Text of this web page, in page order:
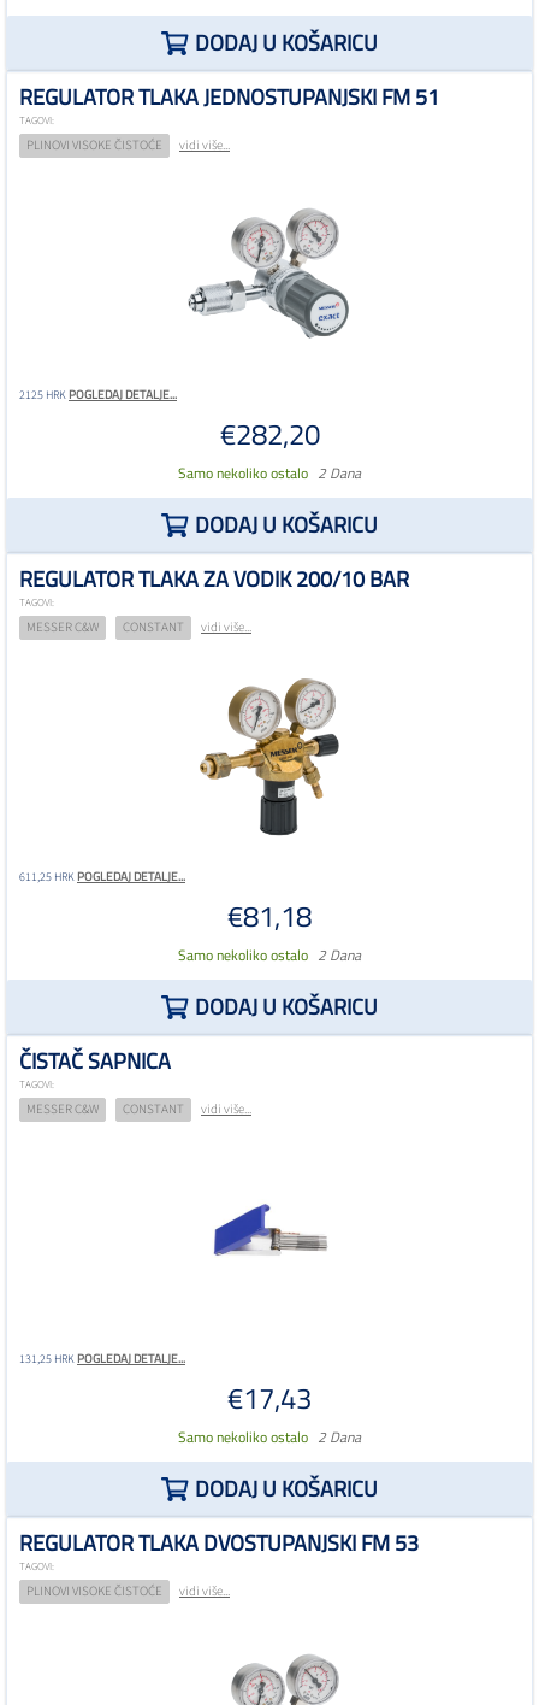
DODAJ U KOŠARICU
REGULATOR TLAKA JEDNOSTUPANJSKI FM 51
TAGOVI:
PLINOVI VISOKE ČISTOĆE vidi više...
2125 HRKPOGLEDAJ DETALJE...
€282,20
Samo nekoliko ostalo 2 Dana
DODAJ U KOŠARICU
REGULATOR TLAKA ZA VODIK 200/10 BAR
TAGOVI:
MESSER C&W CONSTANT vidi više...
611,25 HRKPOGLEDAJ DETALJE...
€81,18
Samo nekoliko ostalo 2 Dana
DODAJ U KOŠARICU
ČISTAČ SAPNICA
TAGOVI:
MESSER C&W CONSTANT vidi više...
131,25 HRKPOGLEDAJ DETALJE...
€17,43
Samo nekoliko ostalo 2 Dana
DODAJ U KOŠARICU
REGULATOR TLAKA DVOSTUPANJSKI FM 53
TAGOVI:
PLINOVI VISOKE ČISTOĆE vidi više...